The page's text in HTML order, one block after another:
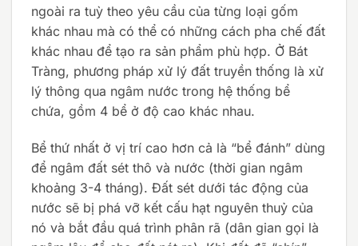
ngoài ra tuỳ theo yêu cầu của từng loại gốm
khác nhau mà có thể có những cách pha chế đất
khác nhau để tạo ra sản phẩm phù hợp. Ở Bát
Tràng, phương pháp xử lý đất truyền thống là xử
lý thông qua ngâm nước trong hệ thống bể
chứa, gồm 4 bể ở độ cao khác nhau.
Bể thứ nhất ở vị trí cao hơn cả là “bể đánh” dùng
để ngâm đất sét thô và nước (thời gian ngâm
khoảng 3-4 tháng). Đất sét dưới tác động của
nước sẽ bị phá vỡ kết cấu hạt nguyên thuỷ của
nó và bắt đầu quá trình phân rã (dân gian gọi là